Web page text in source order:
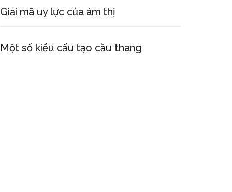
Giải mã uy lực của ám thị
Một số kiểu cấu tạo cầu thang